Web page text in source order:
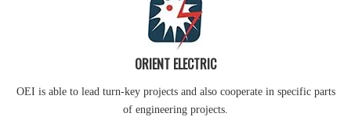
ORIENT ELECTRIC
OEI is able to lead turn-key projects and also cooperate in specific parts
of engineering projects.